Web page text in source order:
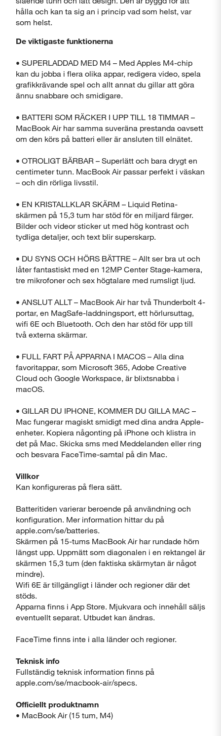
hålla och kan ta sig an i princip vad som helst, var
som helst.
De viktigaste funktionerna
• SUPERLADDAD MED M4 – Med Apples M4-chip
kan du jobba i flera olika appar, redigera video, spela
grafikkrävande spel och allt annat du gillar att göra
ännu snabbare och smidigare.
• BATTERI SOM RÄCKER I UPP TILL 18 TIMMAR –
MacBook Air har samma suveräna prestanda oavsett
om den körs på batteri eller är ansluten till elnätet.
• OTROLIGT BÄRBAR – Superlätt och bara drygt en
centimeter tunn. MacBook Air passar perfekt i väskan
– och din rörliga livsstil.
• EN KRISTALLKLAR SKÄRM – Liquid Retina-
skärmen på 15,3 tum har stöd för en miljard färger.
Bilder och videor sticker ut med hög kontrast och
tydliga detaljer, och text blir superskarp.
• DU SYNS OCH HÖRS BÄTTRE – Allt ser bra ut och
låter fantastiskt med en 12MP Center Stage-kamera,
tre mikrofoner och sex högtalare med rumsligt ljud.
• ANSLUT ALLT – MacBook Air har två Thunderbolt 4-
portar, en MagSafe-laddningsport, ett hörlursuttag,
wifi 6E och Bluetooth. Och den har stöd för upp till
två externa skärmar.
• FULL FART PÅ APPARNA I MACOS – Alla dina
favoritappar, som Microsoft 365, Adobe Creative
Cloud och Google Workspace, är blixtsnabba i
macOS.
• GILLAR DU IPHONE, KOMMER DU GILLA MAC –
Mac fungerar magiskt smidigt med dina andra Apple-
enheter. Kopiera någonting på iPhone och klistra in
det på Mac. Skicka sms med Meddelanden eller ring
och besvara FaceTime-samtal på din Mac.
Villkor
Kan konfigureras på flera sätt.
Batteritiden varierar beroende på användning och
konfiguration. Mer information hittar du på
apple.com/se/batteries.
Skärmen på 15-tums MacBook Air har rundade hörn
längst upp. Uppmätt som diagonalen i en rektangel är
skärmen 15,3 tum (den faktiska skärmytan är något
mindre).
Wifi 6E är tillgängligt i länder och regioner där det
stöds.
Apparna finns i App Store. Mjukvara och innehåll säljs
eventuellt separat. Utbudet kan ändras.
FaceTime finns inte i alla länder och regioner.
Teknisk info
Fullständig teknisk information finns på
apple.com/se/macbook-air/specs.
Officiellt produktnamn
• MacBook Air (15 tum, M4)
Stäng